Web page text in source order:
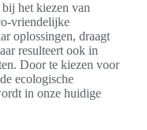
het kiezen van
vriendelijke
oplossingen, draagt
resulteert ook in
Door te kiezen voor
ecologische
in onze huidige